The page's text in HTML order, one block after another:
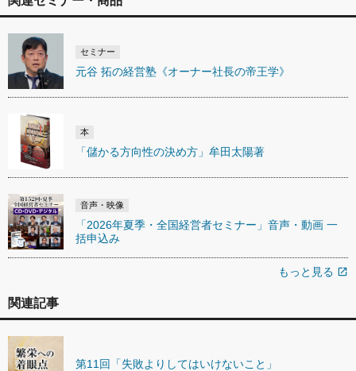
セミナー
元谷 拓の経営塾《オーナー社長の帝王学》
本
「儲かる方向性の決め方」牟田太陽著
音声・映像
「2026年夏季・全国経営者セミナー」音声・動画 一
括申込み
もっと見る open_in_new
関連記事
第11回「失敗よりしてはいけないこと」